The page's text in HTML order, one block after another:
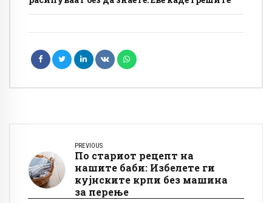
PREVIOUS
По стариот рецепт на
нашите баби: Избелете ги
кујнските крпи без машина
за перење